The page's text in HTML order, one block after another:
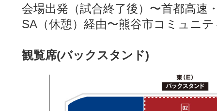
会場出発（試合終了後）〜首都高速
SA（休憩）経由〜熊谷市コミュニ
観覧席(バックスタンド)